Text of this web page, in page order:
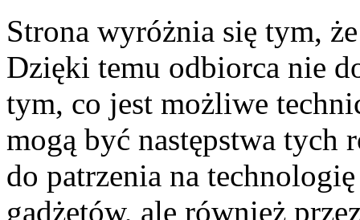
Strona wyróżnia się tym,
Dzięki temu odbiorca nie
tym, co jest możliwe
mogą być następstwa tych
do patrzenia na
gadżetów, ale również